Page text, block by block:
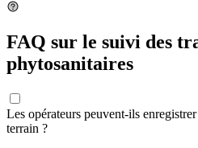
FAQ sur le suivi des
phytosanitaires
Les opérateurs peuvent-ils
terrain ?